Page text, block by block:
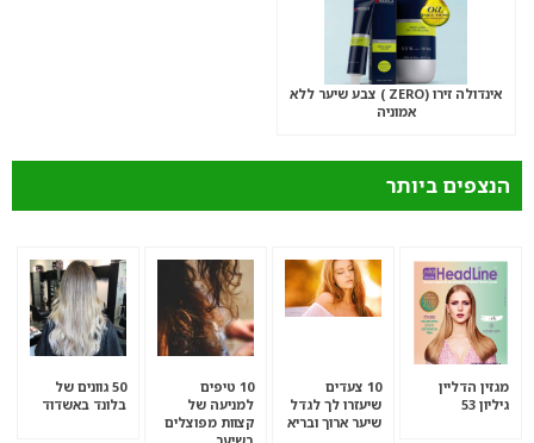
אינדולה זירו (ZERO ) צבע שיער ללא
אמוניה
הנצפים ביותר
מגזין הדליין
גיליון 53
10 צעדים
שיעזרו לך לגדל
שיער ארוך ובריא
10 טיפים
למניעה של
קצוות מפוצלים
50 גוונים של
בלונד באשדוד